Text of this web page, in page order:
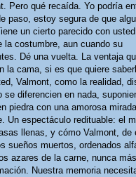
Pero qué recaída. Yo podría
paso, estoy segura de que
un cierto parecido con
la costumbre, aun cuando su
Dé una vuelta. La ventaja
la cama, si es que quiere
Valmont, como la realidad,
diferencien en nada,
piedra con una amorosa
Un espectáculo redituable: el
llenas, y cómo Valmont, de
sueños muertos, ordenados
azares de la carne, nunca
Nuestra memoria